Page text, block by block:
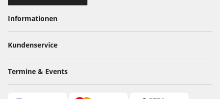
Informationen
Kundenservice
Termine & Events